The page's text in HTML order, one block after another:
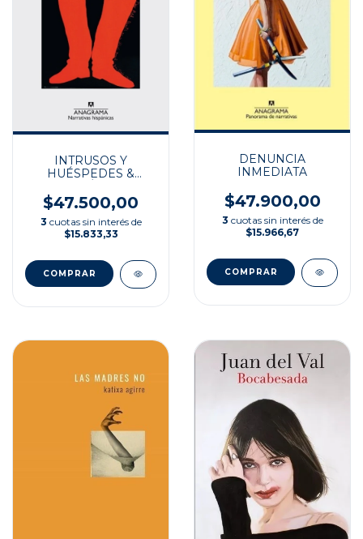
INTRUSOS Y
HUÉSPEDES &
$47.500,00
3 cuotas sin interés de
$15.833,33
DENUNCIA
INMEDIATA
$47.900,00
3 cuotas sin interés de
$15.966,67